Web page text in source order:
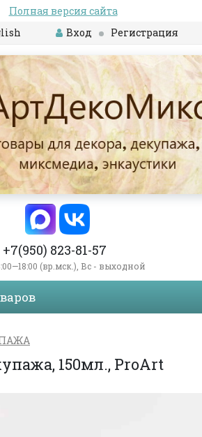
Полная версия сайта
Вход Регистрация
+7(950) 823-81-57
(вр.мск.), Вс - выходной
150мл., ProArt